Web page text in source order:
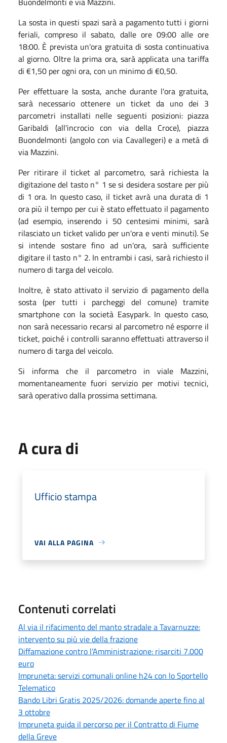
La sosta in questi spazi sarà a pagamento tutti i giorni
feriali, compreso il sabato, dalle ore 09:00 alle ore
18:00. È prevista un'ora gratuita di sosta continuativa
al giorno. Oltre la prima ora, sarà applicata una tariffa
di €1,50 per ogni ora, con un minimo di €0,50.
Per effettuare la sosta, anche durante l'ora gratuita,
sarà necessario ottenere un ticket da uno dei 3
parcometri installati nelle seguenti posizioni: piazza
Garibaldi (all'incrocio con via della Croce), piazza
Buondelmonti (angolo con via Cavallegeri) e a metà di
via Mazzini.
Per ritirare il ticket al parcometro, sarà richiesta la
digitazione del tasto n° 1 se si desidera sostare per più
di 1 ora. In questo caso, il ticket avrà una durata di 1
ora più il tempo per cui è stato effettuato il pagamento
(ad esempio, inserendo i 50 centesimi minimi, sarà
rilasciato un ticket valido per un'ora e venti minuti). Se
si intende sostare fino ad un'ora, sarà sufficiente
digitare il tasto n° 2. In entrambi i casi, sarà richiesto il
numero di targa del veicolo.
Inoltre, è stato attivato il servizio di pagamento della
sosta (per tutti i parcheggi del comune) tramite
smartphone con la società Easypark. In questo caso,
non sarà necessario recarsi al parcometro né esporre il
ticket, poiché i controlli saranno effettuati attraverso il
numero di targa del veicolo.
Si informa che il parcometro in viale Mazzini,
momentaneamente fuori servizio per motivi tecnici,
sarà operativo dalla prossima settimana.
A cura di
Ufficio stampa
VAI ALLA PAGINA
Contenuti correlati
Al via il rifacimento del manto stradale a Tavarnuzze:
intervento su più vie della frazione
Diffamazione contro l’Amministrazione: risarciti 7.000
euro
Impruneta: servizi comunali online h24 con lo Sportello
Telematico
Bando Libri Gratis 2025/2026: domande aperte fino al
3 ottobre
Impruneta guida il percorso per il Contratto di Fiume
della Greve